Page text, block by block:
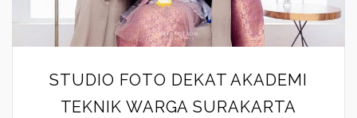
STUDIO FOTO DEKAT AKADEMI
TEKNIK WARGA SURAKARTA